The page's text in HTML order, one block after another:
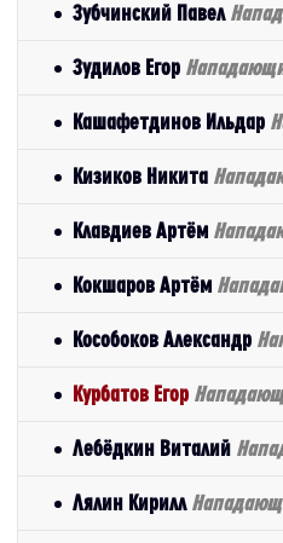
Зубчинский Павел
Зудилов Егор
Кашафетдинов Ильдар
Кизиков Никита
Клавдиев Артём
Кокшаров Артём
Кособоков Александр
Курбатов Егор
Лебёдкин Виталий
Лялин Кирилл